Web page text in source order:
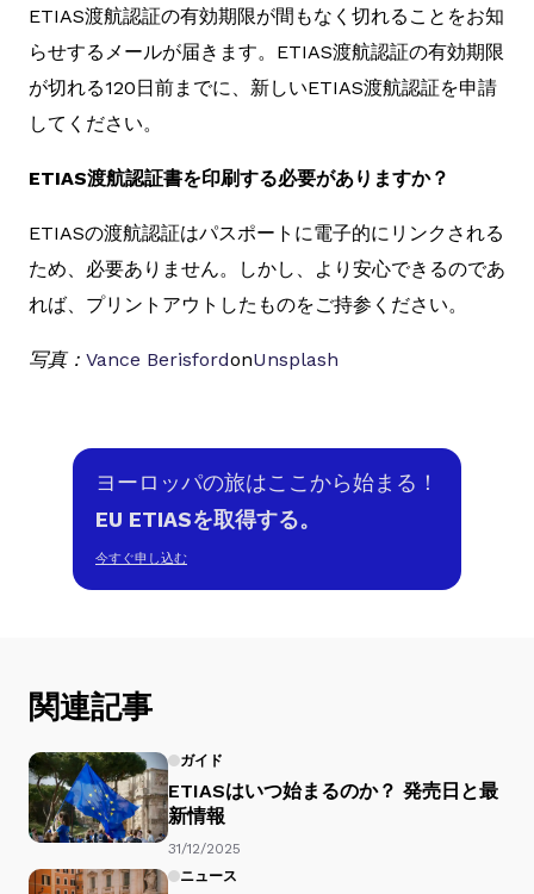
ETIAS渡航認証の有効期限が間もなく切れることをお知
らせするメールが届きます。ETIAS渡航認証の有効期限
が切れる120日前までに、新しいETIAS渡航認証を申請
してください。
ETIAS渡航認証書を印刷する必要がありますか？
ETIASの渡航認証はパスポートに電子的にリンクされる
ため、必要ありません。しかし、より安心できるのであ
れば、プリントアウトしたものをご持参ください。
写真： Vance BerisfordonUnsplash
ヨーロッパの旅はここから始まる！
EU ETIASを取得する。
今すぐ申し込む
関連記事
ガイド
ETIASはいつ始まるのか？ 発売日と最
新情報
31/12/2025
ニュース